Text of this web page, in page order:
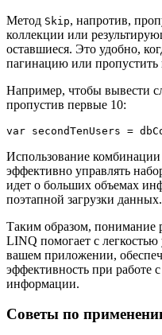
Метод Skip, напротив,
коллекции или
оставшиеся. Это удобно,
пагинацию или пропустить
Например, чтобы вывести
пропустив первые 10:
Использование комбинации
эффективно управлять
идет о больших объемах
поэтапной загрузки данных.
Таким образом, понимание
LINQ помогает с
вашем приложении,
эффективность при работе
информации.
Советы по